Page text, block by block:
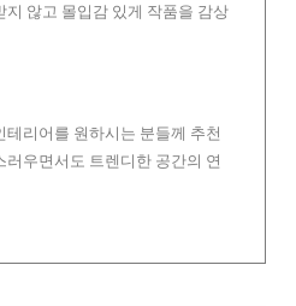
지 않고 몰입감 있게 작품을 감상
리어를 원하시는 분들께 추천
우면서도 트렌디한 공간의 연